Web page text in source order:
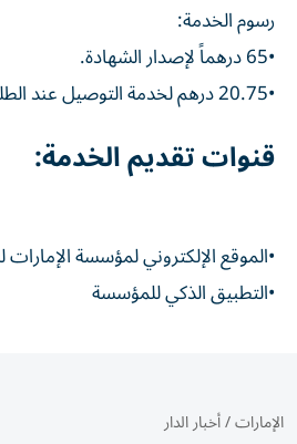
رسوم الخدمة:
•65 درهماً لإصدار الشهادة.
•20.75 درهم لخدمة التوصيل عند الطلب.
قنوات تقديم الخدمة:
•الموقع الإلكتروني لمؤسسة
•التطبيق الذكي للمؤسسة
الإمارات/أخبار الدار